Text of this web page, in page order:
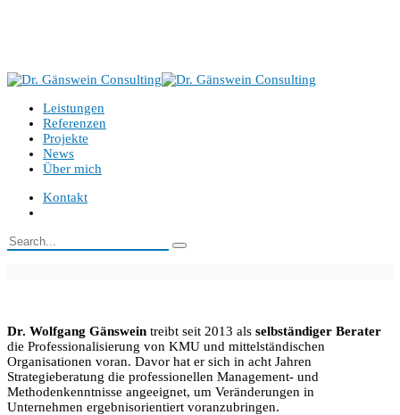
Leistungen
Referenzen
Projekte
News
Über mich
Kontakt
Dr. Wolfgang Gänswein treibt seit 2013 als selbständiger Berater
die Professionalisierung von KMU und mittelständischen
Organisationen voran. Davor hat er sich in acht Jahren
Strategieberatung die professionellen Management- und
Methodenkenntnisse angeeignet, um Veränderungen in
Unternehmen ergebnisorientiert voranzubringen.